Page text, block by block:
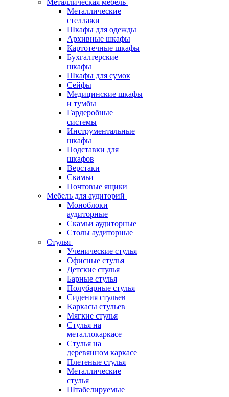
Металлическая мебель
Металлические
стеллажи
Шкафы для одежды
Архивные шкафы
Картотечные шкафы
Бухгалтерские
шкафы
Шкафы для сумок
Сейфы
Медицинские шкафы
и тумбы
Гардеробные
системы
Инструментальные
шкафы
Подставки для
шкафов
Верстаки
Скамьи
Почтовые ящики
Мебель для аудиторий
Моноблоки
аудиторные
Скамьи аудиторные
Столы аудиторные
Стулья
Ученические стулья
Офисные стулья
Детские стулья
Барные стулья
Полубарные стулья
Сидения стульев
Каркасы стульев
Мягкие стулья
Стулья на
металлокаркасе
Стулья на
деревянном каркасе
Плетеные стулья
Металлические
стулья
Штабелируемые